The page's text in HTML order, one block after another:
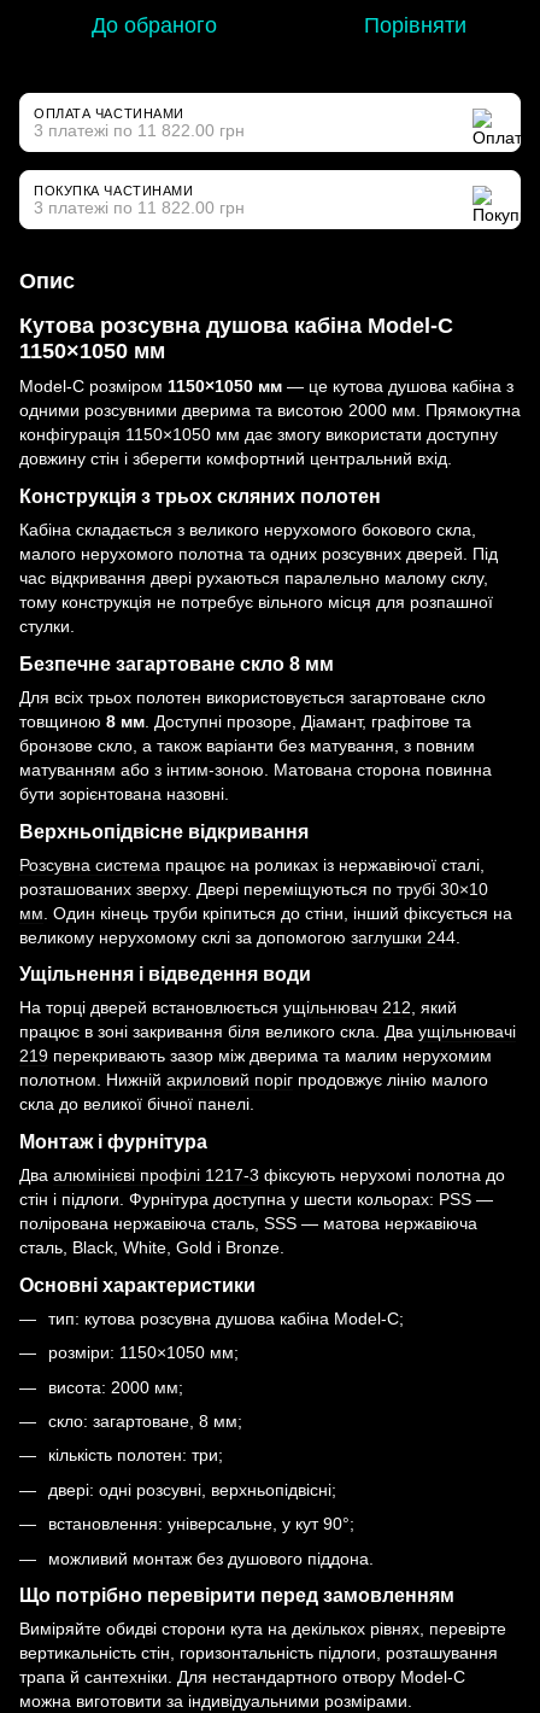
До обраного Порівняти
ОПЛАТА ЧАСТИНАМИ
3 платежі по 11 822.00 грн
ПОКУПКА ЧАСТИНАМИ
3 платежі по 11 822.00 грн
Опис
Кутова розсувна душова кабіна Model-C
1150×1050 мм
Model-C розміром 1150×1050 мм — це кутова душова кабіна з
одними розсувними дверима та висотою 2000 мм. Прямокутна
конфігурація 1150×1050 мм дає змогу використати доступну
довжину стін і зберегти комфортний центральний вхід.
Конструкція з трьох скляних полотен
Кабіна складається з великого нерухомого бокового скла,
малого нерухомого полотна та одних розсувних дверей. Під
час відкривання двері рухаються паралельно малому склу,
тому конструкція не потребує вільного місця для розпашної
стулки.
Безпечне загартоване скло 8 мм
Для всіх трьох полотен використовується загартоване скло
товщиною 8 мм . Доступні прозоре, Діамант, графітове та
бронзове скло, а також варіанти без матування, з повним
матуванням або з інтим-зоною. Матована сторона повинна
бути зорієнтована назовні.
Верхньопідвісне відкривання
Розсувна система працює на роликах із нержавіючої сталі,
розташованих зверху. Двері переміщуються по трубі 30×10
мм . Один кінець труби кріпиться до стіни, інший фіксується на
великому нерухомому склі за допомогою заглушки 244
Ущільнення і відведення води
На торці дверей встановлюється ущільнювач 212, який
працює в зоні закривання біля великого скла. Два ущільнювачі
219 перекривають зазор між дверима та малим нерухомим
полотном. Нижній акриловий поріг продовжує лінію малого
скла до великої бічної панелі.
Монтаж і фурнітура
Два алюмінієві профілі 1217-3 фіксують нерухомі полотна до
стін і підлоги. Фурнітура доступна у шести кольорах: PSS —
полірована нержавіюча сталь, SSS — матова нержавіюча
сталь, Black, White, Gold і Bronze.
Основні характеристики
тип: кутова розсувна душова кабіна Model-C;
розміри: 1150×1050 мм;
висота: 2000 мм;
скло: загартоване, 8 мм;
кількість полотен: три;
двері: одні розсувні, верхньопідвісні;
встановлення: універсальне, у кут 90°;
можливий монтаж без душового піддона.
Що потрібно перевірити перед замовленням
Виміряйте обидві сторони кута на декількох рівнях, перевірте
вертикальність стін, горизонтальність підлоги, розташування
трапа й сантехніки. Для нестандартного отвору Model-C
можна виготовити за індивідуальними розмірами.